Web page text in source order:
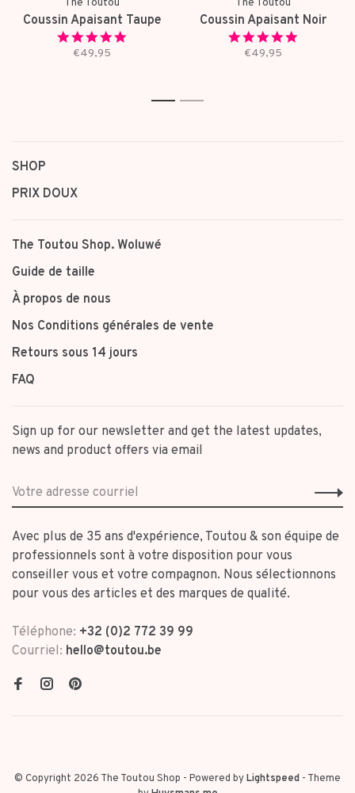
The Toutou
Coussin Apaisant Taupe
€49,95
The Toutou
Coussin Apaisant Noir
€49,95
1 2
SHOP
PRIX DOUX
The Toutou Shop. Woluwé
Guide de taille
À propos de nous
Nos Conditions générales de vente
Retours sous 14 jours
FAQ
Sign up for our newsletter and get the latest updates,
news and product offers via email
Avec plus de 35 ans d'expérience, Toutou & son équipe de
professionnels sont à votre disposition pour vous
conseiller vous et votre compagnon. Nous sélectionnons
pour vous des articles et des marques de qualité.
Téléphone: +32 (0)2 772 39 99
Courriel: hello@toutou.be
© Copyright 2026 The Toutou Shop - Powered byLightspeed - Theme